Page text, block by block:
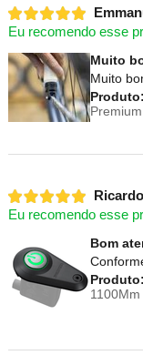
Eu recomendo esse
Muito
Muito
Produto:
Eu recomendo esse
Bom
Produto: